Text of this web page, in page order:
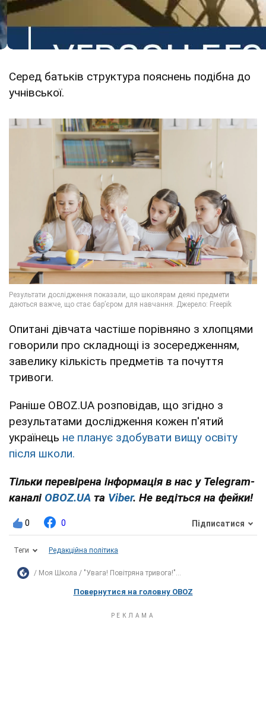
Серед батьків структура пояснень подібна до
учнівської.
Опитані дівчата частіше порівняно з хлопцями
говорили про складнощі із зосередженням,
завелику кількість предметів та почуття
тривоги.
Раніше OBOZ.UA розповідав, що згідно з
результатами дослідження кожен п'ятий
українець не планує здобувати вищу освіту
після школи.
Тільки перевірена інформація в нас у Telegram-
каналі OBOZ.UA та Viber. Не ведіться на фейки!
0 0 Підписатися
Теги Редакційна політика
Моя Школа "Увага! Повітряна тривога!"...
Повернутися на головну OBOZ